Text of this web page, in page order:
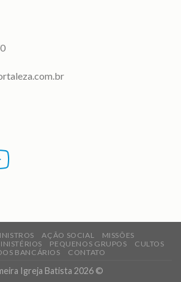
AÇÃO SOCIAL
MISSÕES
PEQUENOS GRUPOS
CULTOS
BANCÁRIOS
CONTATO
Igreja Batista 2026 ©